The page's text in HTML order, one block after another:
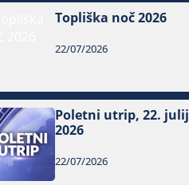
Topliška noč 2026
22/07/2026
Poletni utrip, 22. julij
2026
22/07/2026